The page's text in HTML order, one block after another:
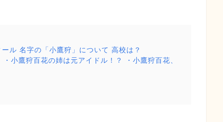
ル 名字の「小鷹狩」について 高校は？
小鷹狩百花の姉は元アイドル！？ ・小鷹狩百花、